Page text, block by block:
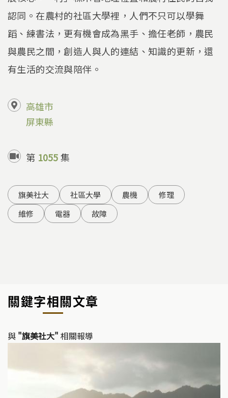
認同。在農村的社區大學裡，人們不只可以學舞
蹈、練書法，更有機會成為黑手、擔任老師，農民
與農民之間，創造人與人的連結、知識的更新，還
有生活的交流與陪伴。
高雄市
屏東縣
第 1055集
旗美社大 社區大學 農機
修理
維修
電器 故障
關鍵字相關文章
與 "旗美社大" 相關報導